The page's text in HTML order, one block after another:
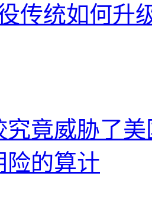
传统如何升
究竟威胁了
险的算计